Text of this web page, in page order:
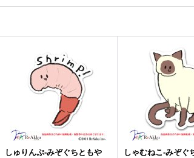
しゅりんぷ-みぞぐちともや
しゃむねこ-みぞぐ